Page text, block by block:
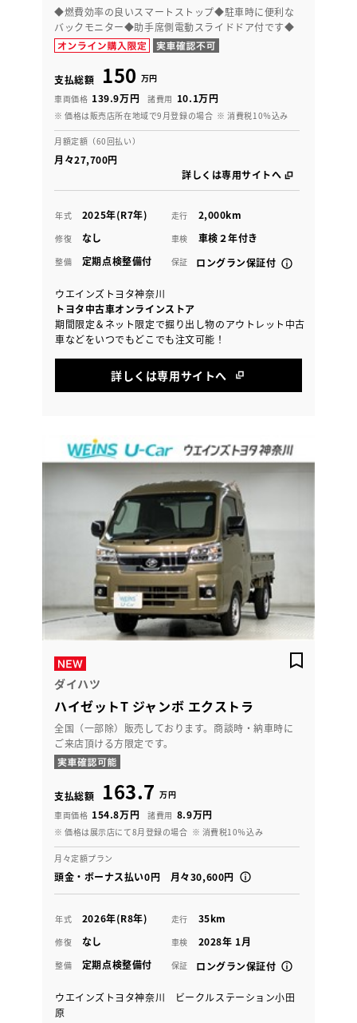
◆燃費効率の良いスマートストップ◆駐車時に便利な
バックモニター◆助手席側電動スライドドア付です◆
支払総額 150 万円
車両価格 139.9万円 諸費用 10.1万円
※ 価格は販売店所在地域で9月登録の場合 ※ 消費税10％込み
月額定額（60回払い）
月々27,700円
詳しくは専用サイトへ
年式 2025年(R7年) 走行 2,000km
修復 なし 車検 車検２年付き
整備 定期点検整備付 保証 ロングラン保証付
ウエインズトヨタ神奈川
トヨタ中古車オンラインストア
期間限定＆ネット限定で掘り出し物のアウトレット中古
車などをいつでもどこでも注文可能！
詳しくは専用サイトへ
ダイハツ
ハイゼットT ジャンボ エクストラ
全国（一部除）販売しております。商談時・納車時に
ご来店頂ける方限定です。
支払総額 163.7 万円
車両価格 154.8万円 諸費用 8.9万円
※ 価格は展示店にて8月登録の場合 ※ 消費税10％込み
月々定額プラン
頭金・ボーナス払い0円 月々30,600円
年式 2026年(R8年) 走行 35km
修復 なし 車検 2028年 1月
整備 定期点検整備付 保証 ロングラン保証付
ウエインズトヨタ神奈川 ビークルステーション小田
原